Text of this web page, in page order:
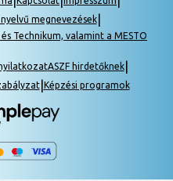
megnevezések|
Technikum, valamint a MESTO
ASZF hirdetőknek|
| Képzési programok